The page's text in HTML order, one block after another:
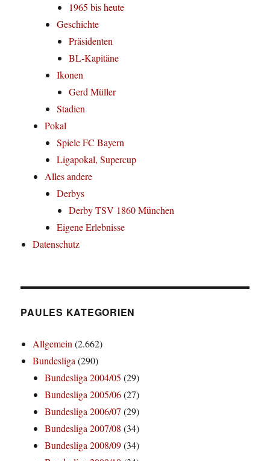
1965 bis heute
Geschichte
Präsidenten
BL-Kapitäne
Ikonen
Gerd Müller
Stadien
Pokal
Spiele FC Bayern
Ligapokal, Supercup
Alles andere
Derbys
Derby TSV 1860 München
Eigene Erlebnisse
Datenschutz
PAULES KATEGORIEN
Allgemein(2.662)
Bundesliga(290)
Bundesliga 2004/05 (29)
Bundesliga 2005/06(27)
Bundesliga 2006/07 (29)
Bundesliga 2007/08 (34)
Bundesliga 2008/09(34)